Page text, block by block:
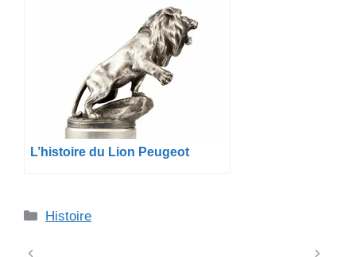
L’histoire du Lion Peugeot
Catégories
Histoire